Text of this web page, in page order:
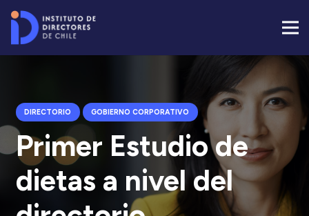
DIRECTORIO GOBIERNO CORPORATIVO
Primer Estudio de
dietas a nivel del